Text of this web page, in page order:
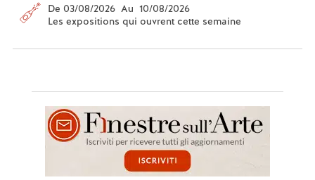
De 03/08/2026 Au 10/08/2026
Les expositions qui ouvrent cette semaine